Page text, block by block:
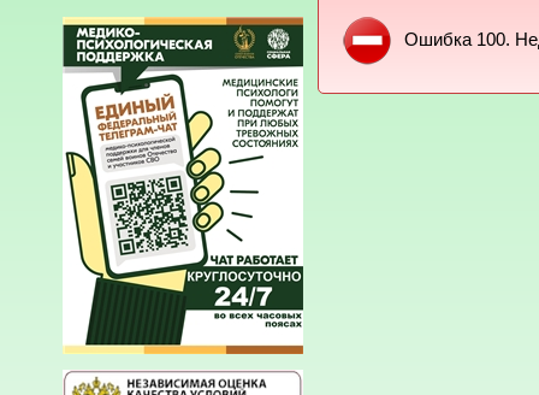
Ошибка 100.